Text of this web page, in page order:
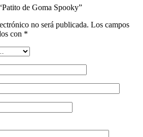
de Goma Spooky”
no será publicada. Los campos
con *